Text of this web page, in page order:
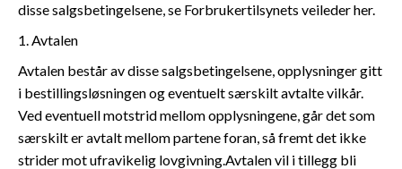
disse salgsbetingelsene, se Forbrukertilsynets veileder her.
1. Avtalen
Avtalen består av disse salgsbetingelsene, opplysninger gitt
i bestillingsløsningen og eventuelt særskilt avtalte vilkår.
Ved eventuell motstrid mellom opplysningene, går det som
særskilt er avtalt mellom partene foran, så fremt det ikke
strider mot ufravikelig lovgivning.Avtalen vil i tillegg bli